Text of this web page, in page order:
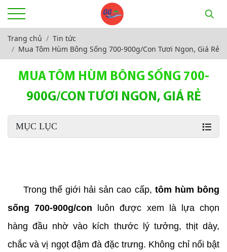
Trang chủ
Tin tức
Mua Tôm Hùm Bông Sống 700-900g/Con Tươi Ngon, Giá Rẻ
MUA TÔM HÙM BÔNG SỐNG 700-
900G/CON TƯƠI NGON, GIÁ RẺ
MỤC LỤC
Trong thế giới hải sản cao cấp, tôm hùm bông
sống 700-900g/con luôn được xem là lựa chọn
hàng đầu nhờ vào kích thước lý tưởng, thịt dày,
chắc và vị ngọt đậm đà đặc trưng. Không chỉ nổi bật